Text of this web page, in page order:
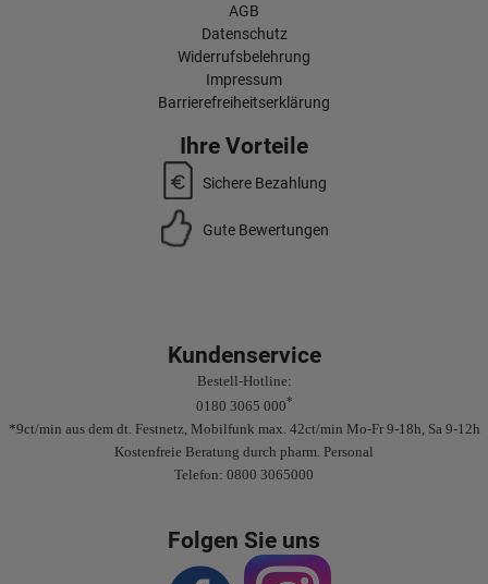
AGB
Datenschutz
Widerrufsbelehrung
Impressum
Barrierefreiheitserklärung
Ihre Vorteile
Sichere Bezahlung
Gute Bewertungen
Kundenservice
Bestell-Hotline:
0180 3065 000*
*9ct/min aus dem dt. Festnetz, Mobilfunk max. 42ct/min Mo-Fr 9-18h, Sa 9-12h
Kostenfreie Beratung durch pharm. Personal
Telefon: 0800 3065000
Folgen Sie uns